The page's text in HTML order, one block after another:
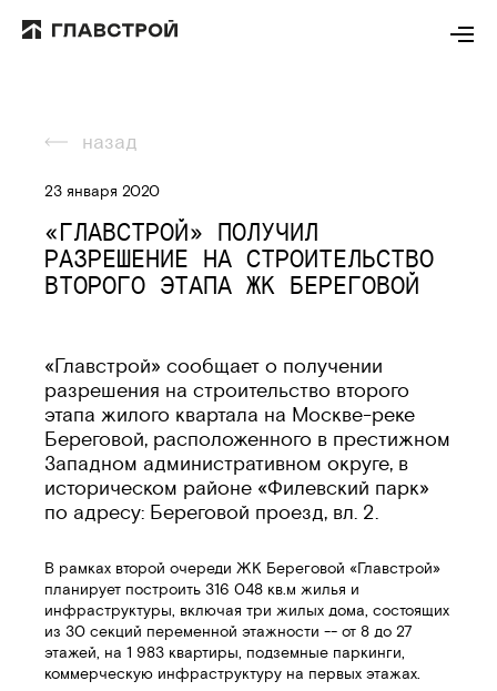
назад
23 января 2020
«ГЛАВСТРОЙ» ПОЛУЧИЛ
РАЗРЕШЕНИЕ НА СТРОИТЕЛЬСТВО
ВТОРОГО ЭТАПА ЖК БЕРЕГОВОЙ
«Главстрой» сообщает о получении
разрешения на строительство второго
этапа жилого квартала на Москве-реке
Береговой, расположенного в престижном
Западном административном округе, в
историческом районе «Филевский парк»
по адресу: Береговой проезд, вл. 2.
В рамках второй очереди ЖК Береговой «Главстрой»
планирует построить 316 048 кв.м жилья и
инфраструктуры, включая три жилых дома, состоящих
из 30 секций переменной этажности -- от 8 до 27
этажей, на 1 983 квартиры, подземные паркинги,
коммерческую инфраструктуру на первых этажах.